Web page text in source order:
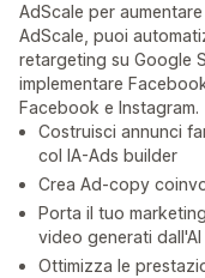
AdScale per
AdScale, puoi
retargeting su Google
implementare
Facebook e Instagram.
Costruisci annunci
col IA-Ads builder
Crea Ad-copy
Porta il tuo
video generati dall'AI
Ottimizza le